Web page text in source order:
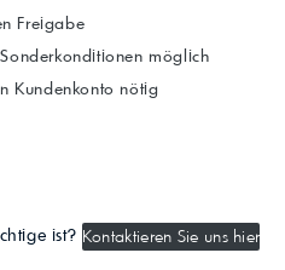
Freigabe
möglich
Kundenkonto nötig
ist? Kontaktieren Sie uns hier